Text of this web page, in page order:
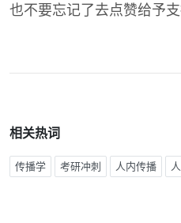
也不要忘记了去点赞给予支
相关热词
传播学 考研冲刺 人内传播